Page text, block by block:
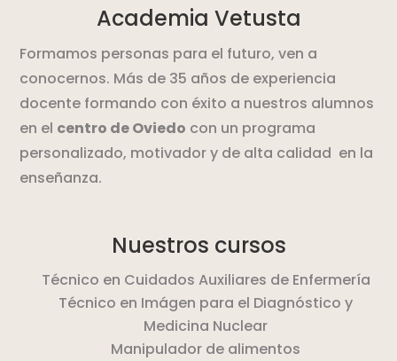
Academia Vetusta
Formamos personas para el futuro, ven a
conocernos. Más de 35 años de experiencia
docente formando con éxito a nuestros alumnos
en el centro de Oviedo con un programa
personalizado, motivador y de alta calidad en la
enseñanza.
Nuestros cursos
Técnico en Cuidados Auxiliares de Enfermería
Técnico en Imágen para el Diagnóstico y
Medicina Nuclear
Manipulador de alimentos